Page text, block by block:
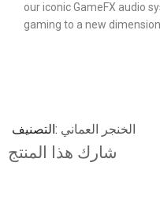
our iconic GameFX audio
gaming to a new
التصنيف الخنجر العماني
شارك هذا المنتج